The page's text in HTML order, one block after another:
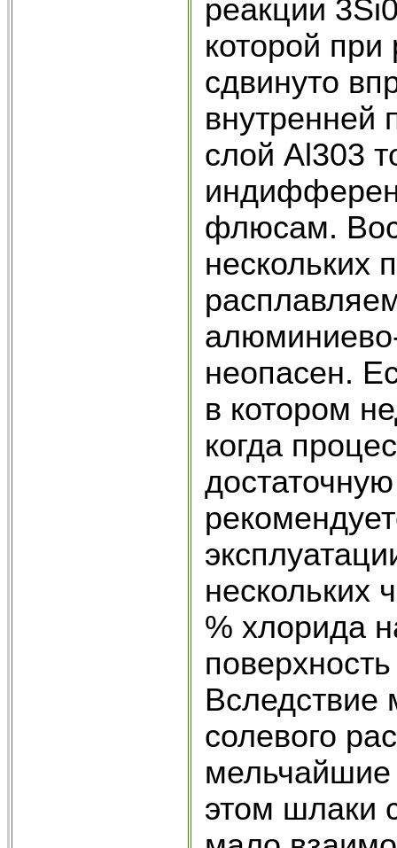
реакции
которой
сдвинуто
внутренней
слой Аl303
флюсам.
нескольких
неопасен.
в котором
когда
нескольких
% хлорида
Вследствие
солевого
этом шлаки